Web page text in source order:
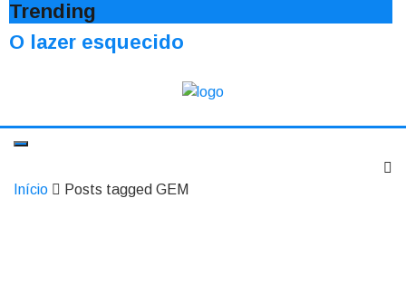
Trending
O lazer esquecido
Início Posts tagged GEM